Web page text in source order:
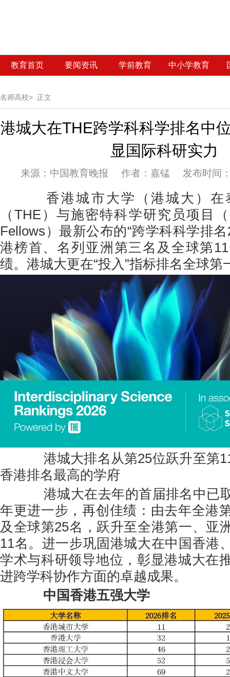
教育首页 要闻资讯 学前教育 中小学教育
名师高校> 正文
港城大在THE跨学科科学排名中
显国际科研实力
来源： 中国教育晚报 作者：嘉锰 发布时间
香港城市大学（港城大）在
（THE）与施密特科学研究员项目
Fellows）最新公布的“跨学科科学排
港榜首、名列亚洲第三名及全球第
绩。港城大更在“投入”指标排名全球第
港城大排名从第25位跃升至第
香港排名最高的学府
港城大在去年的首届排名中已
年更进一步，再创佳绩：由去年全港
及全球第25名，跃升至全港第一、亚
11名。进一步巩固港城大在中国香港
学术与科研领导地位，彰显港城大在
进跨学科协作方面的卓越成果。
中国香港五强大学